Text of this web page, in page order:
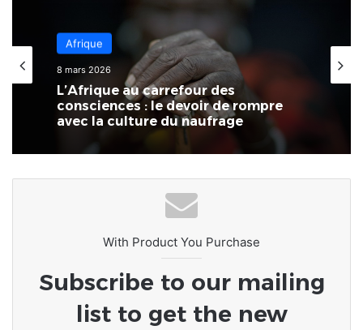
Afrique
8 mars 2026
L’Afrique au carrefour des
consciences : le devoir de rompre
14 février 2026
Côte d’Ivoire : Naya Jarvis Zamblé,
polygamie dans le pays
With Product You Purchase
Subscribe to our mailing
list to get the new